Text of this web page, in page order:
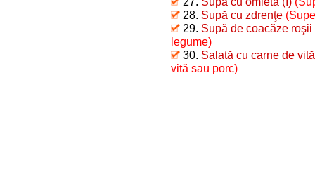
28. Supă cu zdrenţe
29. Supă de coacăze roşii
legume)
30. Salată cu carne de
vită sau porc)